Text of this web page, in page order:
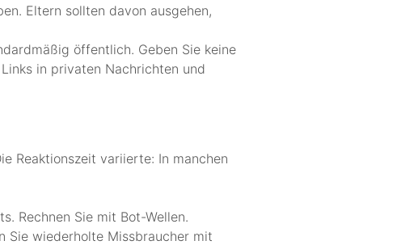
Eltern sollten davon ausgehen,
öffentlich. Geben Sie keine
in privaten Nachrichten und
Reaktionszeit variierte: In manchen
Rechnen Sie mit Bot-Wellen.
Sie wiederholte Missbraucher mit